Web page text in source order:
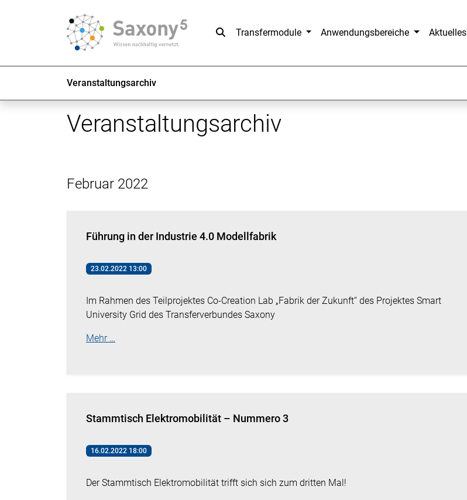
SucheTransfermodule Anwendungsbereiche Aktuelles
Veranstaltungsarchiv
Veranstaltungsarchiv
Februar 2022
Führung in der Industrie 4.0 Modellfabrik
23.02.2022 13:00
Im Rahmen des Teilprojektes Co-Creation Lab „Fabrik der Zukunft“ des Projektes Smart
University Grid des Transferverbundes Saxony
Mehr …
Stammtisch Elektromobilität – Nummero 3
16.02.2022 18:00
Der Stammtisch Elektromobilität trifft sich sich zum dritten Mal!